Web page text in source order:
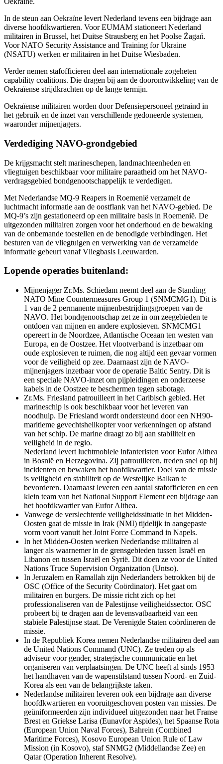
In de steun aan Oekraïne levert Nederland tevens een bijdrage aan
diverse hoofdkwartieren. Voor EUMAM stationeert Nederland
militairen in Brussel, het Duitse Strausberg en het Poolse Żagań.
VoorNATO Security Assistance and Training for Ukraine
(NSATU) werken er militairen in het Duitse Wiesbaden.
Verder nemen stafofficieren deel aan internationale zogeheten
capability coalitions. Die dragen bij aan de doorontwikkeling van de
Oekraïense strijdkrachten op de lange termijn.
Oekraïense militairen worden door Defensiepersoneel getraind in
het gebruik en de inzet van verschillende gedoneerde systemen,
waaronder mijnenjagers.
Verdediging NAVO-grondgebied
De krijgsmacht stelt marineschepen, landmachteenheden en
vliegtuigen beschikbaar voor militaire paraatheid om het NAVO-
verdragsgebied bondgenootschappelijk te verdedigen.
Met Nederlandse MQ-9 Reapers in Roemenië verzamelt de
luchtmacht informatie aan de oostflank van het NAVO-gebied. De
MQ-9’s zijn gestationeerd op een militaire basis in Roemenië. De
uitgezonden militairen zorgen voor het onderhoud en de bewaking
van de onbemande toestellen en de benodigde verbindingen. Het
besturen van de vliegtuigen en verwerking van de verzamelde
informatie gebeurt vanaf Vliegbasis Leeuwarden.
Lopende operaties buitenland:
Mijnenjager Zr.Ms. Schiedam neemt deel aan de Standing
NATO Mine Countermeasures Group 1 (SNMCMG1). Dit is
1 van de 2 permanente mijnenbestrijdingsgroepen van de
NAVO. Het bondgenootschap zet ze in om zeegebieden te
ontdoen van mijnen en andere explosieven. SNMCMG1
opereert in de Noordzee, Atlantische Oceaan ten westen van
Europa, en de Oostzee. Het vlootverband is inzetbaar om
oude explosieven te ruimen, die nog altijd een gevaar vormen
voor de veiligheid op zee. Daarnaast zijn de NAVO-
mijnenjagers inzetbaar voor de operatie Baltic Sentry. Dit is
een speciale NAVO-inzet om pijpleidingen en onderzeese
kabels in de Oostzee te beschermen tegen sabotage.
Zr.Ms. Friesland patrouilleert in het Caribisch gebied. Het
marineschip is ook beschikbaar voor het leveren van
noodhulp. De Friesland wordt ondersteund door een NH90-
maritieme gevechtshelikopter voor verkenningen op afstand
van het schip. De marine draagt zo bij aan stabiliteit en
veiligheid in de regio.
Nederland levert luchtmobiele infanteristen voor Eufor Althea
in Bosnië en Herzegovina. Zij patrouilleren, treden snel op bij
incidenten en bewaken het hoofdkwartier. Doel van de missie
is veiligheid en stabiliteit op de Westelijke Balkan te
bevorderen. Daarnaast leveren een aantal stafofficieren en een
klein team van het National Support Element een bijdrage aan
het hoofdkwartier van Eufor Althea.
Vanwege de verslechterde veiligheidssituatie in het Midden-
Oosten gaat de missie in Irak (NMI) tijdelijk in aangepaste
vorm voort vanuit het Joint Force Command in Napels.
In het Midden-Oosten werken Nederlandse militairen al
langer als waarnemer in de grensgebieden tussen Israël en
Libanon en tussen Israël en Syrië. Dit doen ze voor de United
Nations Truce Supervision Organization (Untso).
In Jeruzalem en Ramallah zijn Nederlanders betrokken bij de
OSC (Office of the Security Coördinator). Het gaat om
militairen en burgers. De missie richt zich op het
professionaliseren van de Palestijnse veiligheidssector. OSC
probeert bij te dragen aan de levensvatbaarheid van een
stabiele Palestijnse staat. De Verenigde Staten coördineren de
missie.
In de Republiek Korea nemen Nederlandse militairen deel aan
de United Nations Command (UNC). Ze treden op als
adviseur voor gender, strategische communicatie en het
organiseren van verplaatsingen. De UNC heeft al sinds 1953
het handhaven van de wapenstilstand tussen Noord- en Zuid-
Korea als een van de belangrijkste taken.
Nederlandse militairen leveren ook een bijdrage aan diverse
hoofdkwartieren en vooruitgeschoven posten van missies. De
geüniformeerden zijn individueel uitgezonden naar het Franse
Brest en Griekse Larisa (Eunavfor Aspides), het Spaanse Rota
(European Union Naval Forces), Bahrein (Combined
Maritime Forces), Kosovo European Union Rule of Law
Mission (in Kosovo), staf SNMG2 (Middellandse Zee) en
Qatar (Operation Inherent Resolve).